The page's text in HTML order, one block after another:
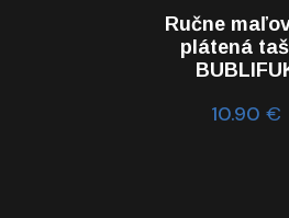
Ručne
plátená
10.90 €